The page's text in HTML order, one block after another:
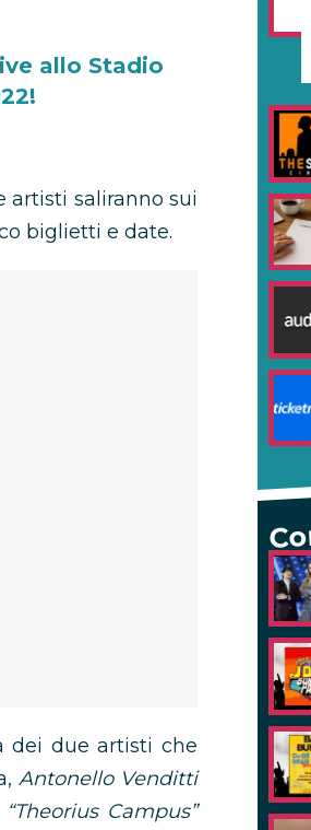
allo Stadio
artisti saliranno sui
biglietti e date.
dei due artisti che
Antonello Venditti
“Theorius Campus”